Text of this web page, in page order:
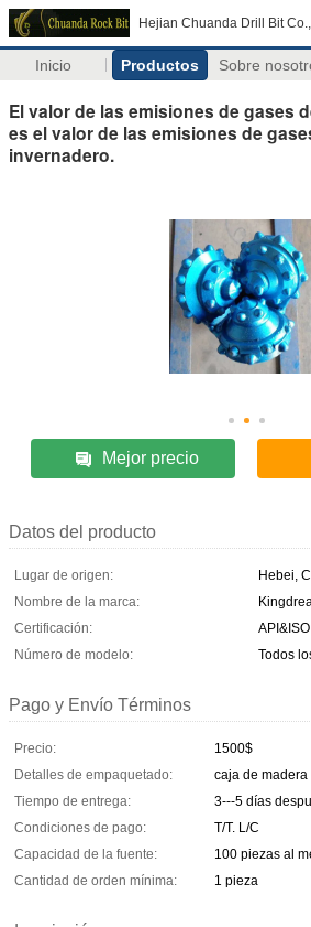
Hejian Chuanda Drill Bit
Inicio Productos Sobre
El valor de las emisiones de gases
es el valor de las emisiones de
invernadero.
Mejor precio
Datos del producto
Lugar de origen:
Hebei,
Nombre de la marca:
Certificación:
API&ISO
Número de modelo:
Todos
Pago y Envío Términos
Precio:
1500$
Detalles de empaquetado:
caja de
Tiempo de entrega:
3---5 días
Condiciones de pago:
T/T. L/C
Capacidad de la fuente:
100 piezas al
Cantidad de orden mínima:
1 pieza